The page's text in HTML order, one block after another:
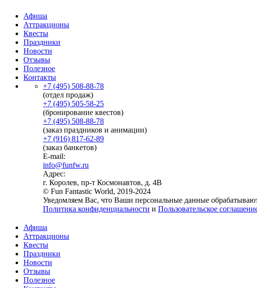
Афиша
Аттракционы
Квесты
Праздники
Новости
Отзывы
Полезное
Контакты
+7 (495) 508-88-78
(отдел продаж)
+7 (495) 505-58-25
(бронирование квестов)
+7 (495) 508-88-78
(заказ праздников и анимации)
+7 (916) 817-62-89
(заказ банкетов)
E-mail:
info@funfw.ru
Адрес:
г. Королев, пр-т Космонавтов, д. 4В
© Fun Fantastic World, 2019-2024
Уведомляем Вас, что Ваши персональные данные
Политика конфиденциальности и Пользовательское
Афиша
Аттракционы
Квесты
Праздники
Новости
Отзывы
Полезное